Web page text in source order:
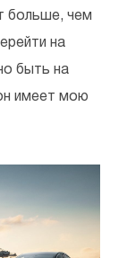
больше, чем
на
быть на
имеет мою